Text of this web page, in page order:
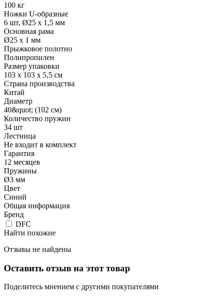
100 кг
Ножки U-образные
6 шт, Ø25 х 1,5 мм
Основная рама
Ø25 х 1 мм
Прыжковое полотно
Полипропилен
Размер упаковки
103 х 103 х 5,5 см
Страна производства
Китай
Диаметр
40&quot; (102 см)
Количество пружин
34 шт
Лестница
Не входит в комплект
Гарантия
12 месяцев
Пружины
Ø3 мм
Цвет
Синий
Общая информация
Бренд
DFC
Найти похожие
Отзывы не найдены
Оставить отзыв на этот товар
Поделитесь мнением с другими покупателями